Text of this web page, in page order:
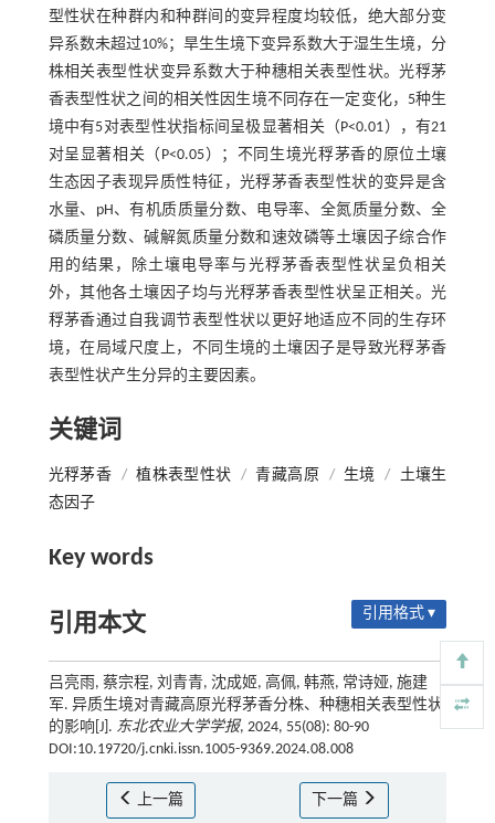
型性状在种群内和种群间的变异程度均较低，绝大部分变
异系数未超过10%；旱生生境下变异系数大于湿生生境，分
株相关表型性状变异系数大于种穗相关表型性状。光稃茅
香表型性状之间的相关性因生境不同存在一定变化，5种生
境中有5对表型性状指标间呈极显著相关（P<0.01），有21
对呈显著相关（P<0.05）；不同生境光稃茅香的原位土壤
生态因子表现异质性特征，光稃茅香表型性状的变异是含
水量、pH、有机质质量分数、电导率、全氮质量分数、全
磷质量分数、碱解氮质量分数和速效磷等土壤因子综合作
用的结果，除土壤电导率与光稃茅香表型性状呈负相关
外，其他各土壤因子均与光稃茅香表型性状呈正相关。光
稃茅香通过自我调节表型性状以更好地适应不同的生存环
境，在局域尺度上，不同生境的土壤因子是导致光稃茅香
表型性状产生分异的主要因素。
关键词
光稃茅香 / 植株表型性状 / 青藏高原 / 生境 / 土壤生
态因子
Key words
引用本文 引用格式 ▾
吕亮雨, 蔡宗程, 刘青青, 沈成姬, 高佩, 韩燕, 常诗娅, 施建
军. 异质生境对青藏高原光稃茅香分株、种穗相关表型性状
的影响[J]. 东北农业大学学报, 2024, 55(08): 80-90
DOI:10.19720/j.cnki.issn.1005-9369.2024.08.008
上一篇 下一篇